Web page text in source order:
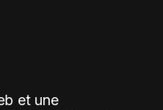
et une